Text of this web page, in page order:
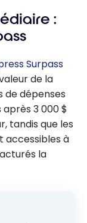
:
Surpass
de la
de dépenses
3 000 $
tandis que les
accessibles à
la